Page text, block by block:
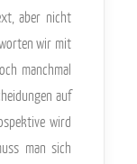
aber nicht
wir mit
manchmal
auf
wird
man sich